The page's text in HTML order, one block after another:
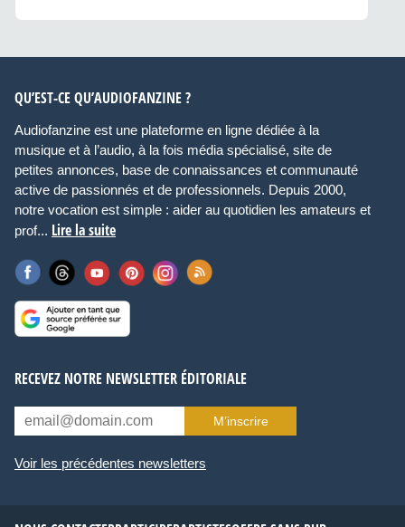
QU’EST-CE QU’AUDIOFANZINE ?
Audiofanzine est une plateforme en ligne dédiée à la
musique et à l’audio, à la fois média spécialisé, site de
petites annonces, base de connaissances et communauté
active de passionnés et de professionnels. Depuis 2000,
notre vocation est simple : aider au quotidien les amateurs et
prof... Lire la suite
RECEVEZ NOTRE NEWSLETTER ÉDITORIALE
M’inscrire
Voir les précédentes newsletters